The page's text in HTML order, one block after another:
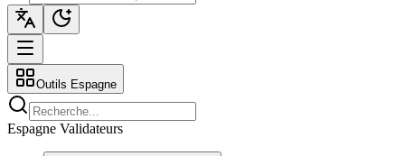
Outils Espagne
Espagne Validateurs